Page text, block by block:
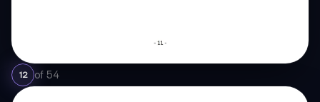
12 of 54